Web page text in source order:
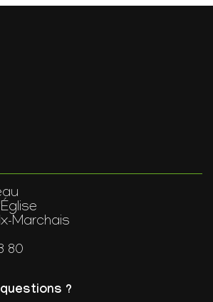
Marchais
80
?